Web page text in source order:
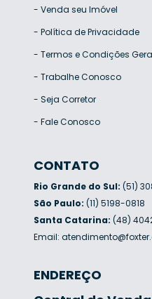
- Venda seu Imóvel
- Política de Privacidade
- Termos e Condições
- Trabalhe Conosco
- Seja Corretor
- Fale Conosco
CONTATO
Rio Grande do Sul: (51)
São Paulo: (11) 5198-0818
Santa Catarina: (48)
Email:
ENDEREÇO